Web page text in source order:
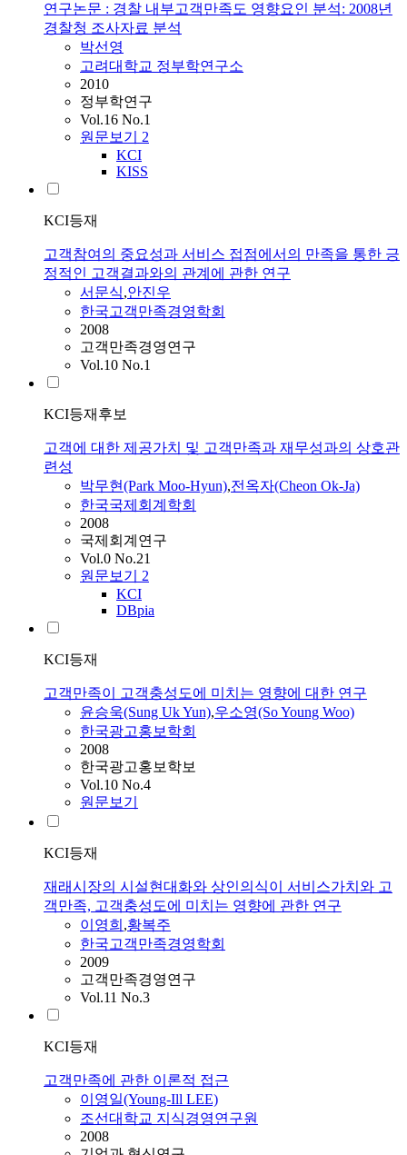
연구논문 : 경찰 내부고객만족도 영향요인 분석: 2008년
경찰청 조사자료 분석
박선영
고려대학교 정부학연구소
2010
정부학연구
Vol.16 No.1
원문보기 2
KCI
KISS
KCI등재
고객참여의 중요성과 서비스 접점에서의 만족을 통한 긍
정적인 고객결과와의 관계에 관한 연구
서문식,안진우
한국고객만족경영학회
2008
고객만족경영연구
Vol.10 No.1
KCI등재후보
고객에 대한 제공가치 및 고객만족과 재무성과의 상호관
련성
박무현(Park Moo-Hyun),전옥자(Cheon Ok-Ja)
한국국제회계학회
2008
국제회계연구
Vol.0 No.21
원문보기 2
KCI
DBpia
KCI등재
고객만족이 고객충성도에 미치는 영향에 대한 연구
윤승욱(Sung Uk Yun),우소영(So Young Woo)
한국광고홍보학회
2008
한국광고홍보학보
Vol.10 No.4
원문보기
KCI등재
재래시장의 시설현대화와 상인의식이 서비스가치와 고
객만족, 고객충성도에 미치는 영향에 관한 연구
이영희 ,황복주
한국고객만족경영학회
2009
고객만족경영연구
Vol.11 No.3
KCI등재
고객만족에 관한 이론적 접근
이영일(Young-Ill LEE)
조선대학교 지식경영연구원
2008